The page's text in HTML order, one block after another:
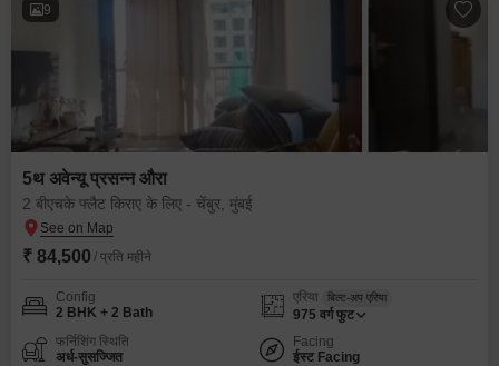
9
5थ अवेन्यू प्रसन्न औरा
2 बीएचके फ्लैट किराए के लिए - चेंबुर, मुंबई
₹ 84,500 / प्रति महीने
Config
2 BHK + 2 Bath
एरिया बिल्ट-अप एरिया
975 वर्ग फुट
फर्निशिंग स्थिति
अर्ध-सुसज्जित
Facing
ईस्ट Facing